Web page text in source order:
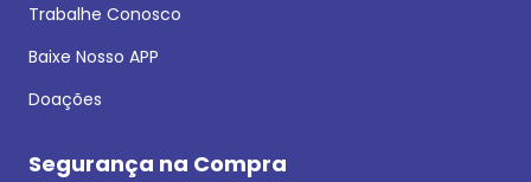
Trabalhe Conosco
Baixe Nosso APP
Doações
Segurança na Compra